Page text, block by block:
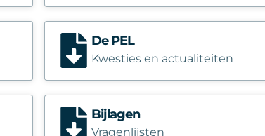
De PEL
Kwesties en actualiteiten
Bijlagen
Vragenlijsten